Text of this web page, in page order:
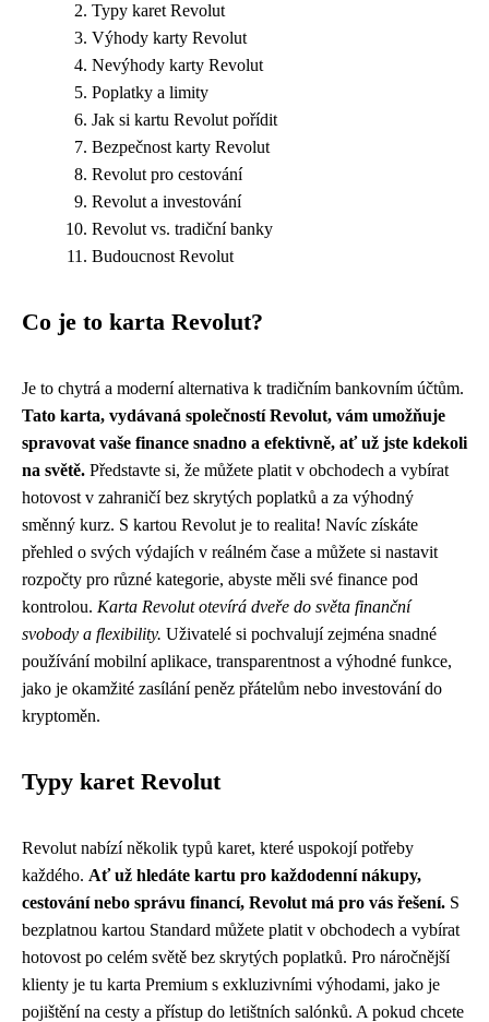
Typy karet Revolut
Výhody karty Revolut
Nevýhody karty Revolut
Poplatky a limity
Jak si kartu Revolut pořídit
Bezpečnost karty Revolut
Revolut pro cestování
Revolut a investování
Revolut vs. tradiční banky
Budoucnost Revolut
Co je to karta Revolut?
Je to chytrá a moderní alternativa k tradičním bankovním účtům.
Tato karta, vydávaná společností Revolut, vám umožňuje
spravovat vaše finance snadno a efektivně, ať už jste kdekoli
na světě. Představte si, že můžete platit v obchodech a vybírat
hotovost v zahraničí bez skrytých poplatků a za výhodný
směnný kurz. S kartou Revolut je to realita! Navíc získáte
přehled o svých výdajích v reálném čase a můžete si nastavit
rozpočty pro různé kategorie, abyste měli své finance pod
kontrolou. Karta Revolut otevírá dveře do světa finanční
svobody a flexibility. Uživatelé si pochvalují zejména snadné
používání mobilní aplikace, transparentnost a výhodné funkce,
jako je okamžité zasílání peněz přátelům nebo investování do
kryptoměn.
Typy karet Revolut
Revolut nabízí několik typů karet, které uspokojí potřeby
každého. Ať už hledáte kartu pro každodenní nákupy,
cestování nebo správu financí, Revolut má pro vás řešení. S
bezplatnou kartou Standard můžete platit v obchodech a vybírat
hotovost po celém světě bez skrytých poplatků. Pro náročnější
klienty je tu karta Premium s exkluzivními výhodami, jako je
pojištění na cesty a přístup do letištních salónků. A pokud chcete